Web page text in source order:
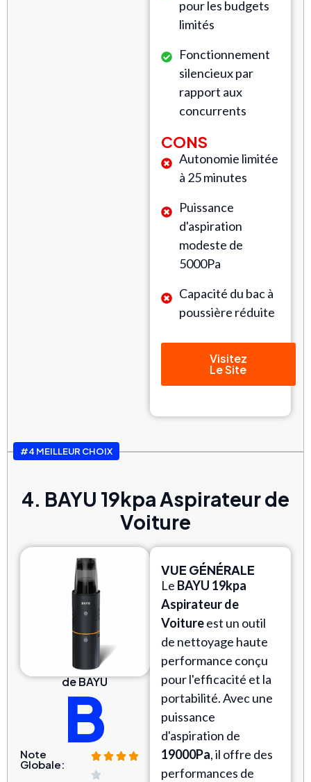
pour les budgets
limités
Fonctionnement
silencieux par
rapport aux
concurrents
CONS
Autonomie limitée
à 25 minutes
Puissance
d'aspiration
modeste de
5000Pa
Capacité du bac à
poussière réduite
Visitez
Le Site
#4 MEILLEUR CHOIX
4. BAYU 19kpa Aspirateur de
Voiture
de BAYU
B
Note
Globale:
VUE GÉNÉRALE
Le BAYU 19kpa
Aspirateur de
Voitureest un outil
de nettoyage haute
performance conçu
pour l'efficacité et la
portabilité. Avec une
puissance
d'aspiration de
19000Pa, il offre des
performances de